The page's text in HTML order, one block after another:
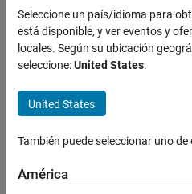
How useful
Seleccione un país/idioma para
está disponible, y ver eventos y
locales. Según su ubicación
seleccione:United States.
United States
También puede seleccionar uno
América